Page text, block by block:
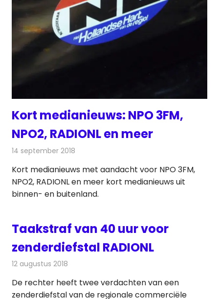
Kort medianieuws: NPO 3FM,
NPO2, RADIONL en meer
14 september 2018
Kort medianieuws met aandacht voor NPO 3FM,
NPO2, RADIONL en meer kort medianieuws uit
binnen- en buitenland.
Taakstraf van 40 uur voor
zenderdiefstal RADIONL
12 augustus 2018
De rechter heeft twee verdachten van een
zenderdiefstal van de regionale commerciële